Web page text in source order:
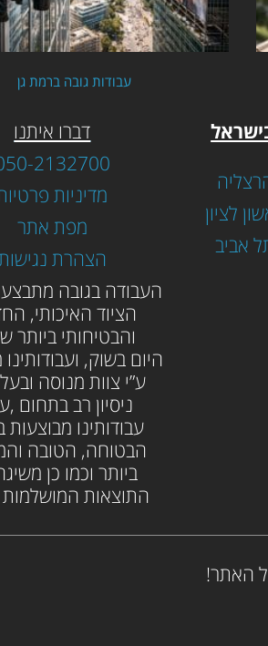
עבודות גובה ברמת גן
לציון
אביב
דברו איתנו
2132700
מדיניות
מפת אתר
הצהרת
העבודה בגובה
הציוד האיכותי,
והבטיחותי ביותר
היום בשוק,
ע”י צוות מנוסה
ניסיון רב בתחום
עבודותינו מבוצעות
הבטוחה, הטובה
ביותר וכמו כן
התוצאות המושלמות
האתר!